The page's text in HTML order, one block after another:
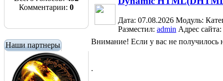
Комментарии: 0
Наши партнеры
Дата: 07.08.2026 Модуль:
Разместил: admin Адрес сайта:
Внимание! Если у вас не
.